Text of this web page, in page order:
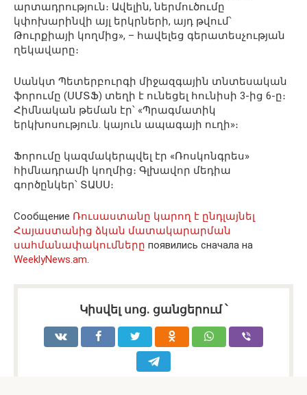
արտադրություն։ Ավելին, ներմուծումը
կփոխարինվի այլ երկրների, այդ թվում՝
Թուրքիայի կողմից», – հավելեց գերատեսչության
ղեկավարը։
Սանկտ Պետերբուրգի միջազգային տնտեսական
ֆորումը (ՍՄՏՖ) տեղի է ունեցել հունիսի 3-ից 6-ը։
Հիմնական թեման էր՝ «Պրագմատիկ
երկխոսություն. կայուն ապագայի ուղի»։
Ֆորումը կազմակերպվել էր «Ռոսկոնգրես»
հիմնադրամի կողմից։ Գլխավոր մեդիա
գործընկեր՝ ՏԱՍՍ։
Сообщение Ռուսաստանը կարող է ընդլայնել
Հայաստանից ձկան մատակարարման
սահմանափակումները появились сначала на
WeeklyNews.am.
Կիսվել սոց․ ցանցերում ՝